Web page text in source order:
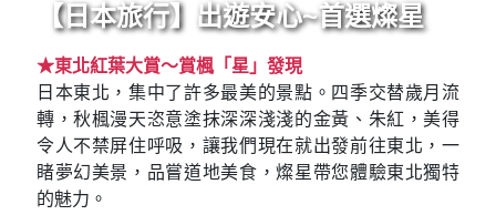
【日本旅行】出遊安心~首選燦星
★東北紅葉大賞～賞楓「星」發現
日本東北，集中了許多最美的景點。四季交替歲月流
轉，秋楓漫天恣意塗抹深深淺淺的金黃、朱紅，美得
令人不禁屏住呼吸，讓我們現在就出發前往東北，一
睹夢幻美景，品嘗道地美食，燦星帶您體驗東北獨特
的魅力。